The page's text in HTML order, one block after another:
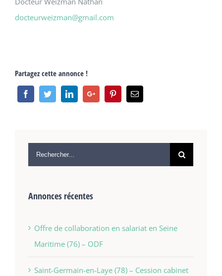
docteurweizman@gmail.com
Partagez cette annonce !
Annonces récentes
Offre de collaboration en salariat en Seine
Maritime (76) – ODF
Saint-Germain-en-Laye (78) – Cession cabinet